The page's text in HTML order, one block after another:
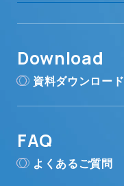
Download
資料ダウンロード
FAQ
よくあるご質問